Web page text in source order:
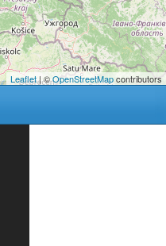
Leaflet| ©OpenStreetMapcontributors